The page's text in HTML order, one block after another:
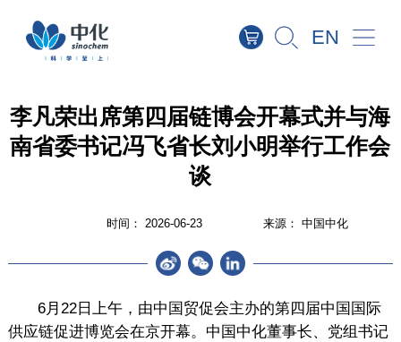
EN
李凡荣出席第四届链博会开幕式并与海
南省委书记冯飞省长刘小明举行工作会
谈
时间： 2026-06-23 来源： 中国中化
6月22日上午，由中国贸促会主办的第四届中国国际
供应链促进博览会在京开幕。中国中化董事长、党组书记